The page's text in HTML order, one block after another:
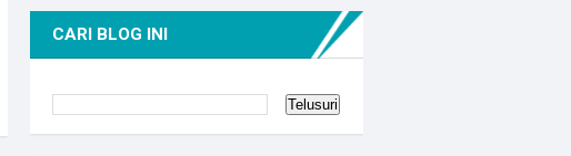
CARI BLOG INI